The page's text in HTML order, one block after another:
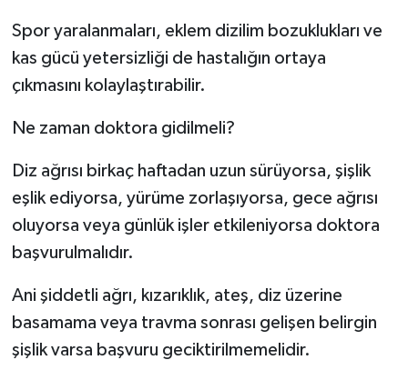
Spor yaralanmaları, eklem dizilim bozuklukları ve
kas gücü yetersizliği de hastalığın ortaya
çıkmasını kolaylaştırabilir.
Ne zaman doktora gidilmeli?
Diz ağrısı birkaç haftadan uzun sürüyorsa, şişlik
eşlik ediyorsa, yürüme zorlaşıyorsa, gece ağrısı
oluyorsa veya günlük işler etkileniyorsa doktora
başvurulmalıdır.
Ani şiddetli ağrı, kızarıklık, ateş, diz üzerine
basamama veya travma sonrası gelişen belirgin
şişlik varsa başvuru geciktirilmemelidir.